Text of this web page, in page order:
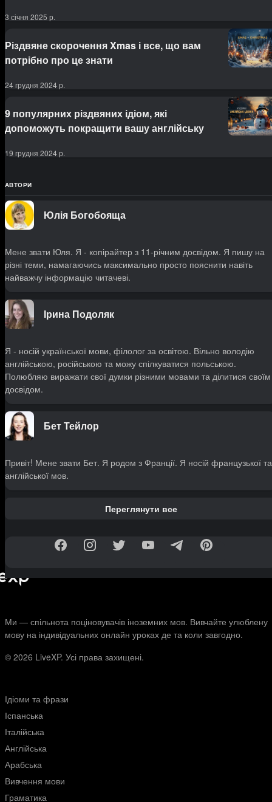
3 січня 2025 р.
Різдвяне скорочення Xmas і все, що вам
потрібно про це знати
24 грудня 2024 р.
9 популярних різдвяних ідіом, які
допоможуть покращити вашу англійську
19 грудня 2024 р.
АВТОРИ
Юлія Богобояща
Мене звати Юля. Я - копірайтер з 11-річним досвідом. Я пишу на
різні теми, намагаючись максимально просто пояснити навіть
найважчу інформацію читачеві.
Ірина Подоляк
Я - носій української мови, філолог за освітою. Вільно володію
англійською, російською та можу спілкуватися польською.
Полюбляю виражати свої думки різними мовами та ділитися своїм
досвідом.
Бет Тейлор
Привіт! Мене звати Бет. Я родом з Франції. Я носій французької та
англійської мов.
Переглянути все
Ми — спільнота поціновувачів іноземних мов. Вивчайте улюблену
мову на індивідуальних онлайн уроках де та коли завгодно.
© 2026 LiveXP. Усі права захищені.
Ідіоми та фрази
Іспанська
Італійська
Англійська
Арабська
Вивчення мови
Граматика